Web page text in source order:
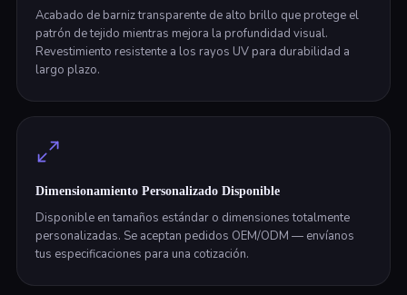
Acabado de barniz transparente de alto brillo que protege el
patrón de tejido mientras mejora la profundidad visual.
Revestimiento resistente a los rayos UV para durabilidad a
largo plazo.
Dimensionamiento Personalizado Disponible
Disponible en tamaños estándar o dimensiones totalmente
personalizadas. Se aceptan pedidos OEM/ODM — envíanos
tus especificaciones para una cotización.